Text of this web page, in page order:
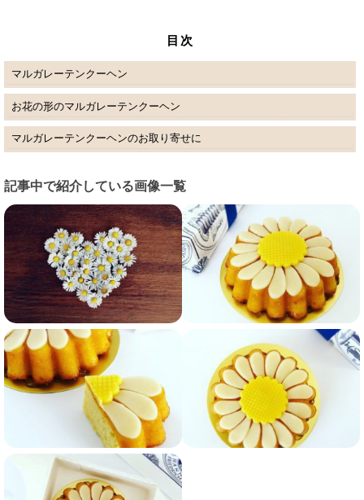
目次
マルガレーテンクーヘン
お花の形のマルガレーテンクーヘン
マルガレーテンクーヘンのお取り寄せに
記事中で紹介している画像一覧